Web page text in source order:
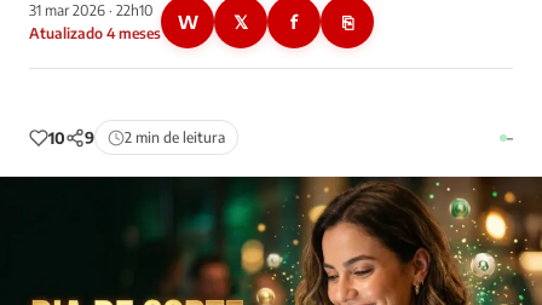
31 mar 2026 · 22h10
Atualizado 4 meses
W 𝕏 f ⎘
10 9 2 min de leitura –